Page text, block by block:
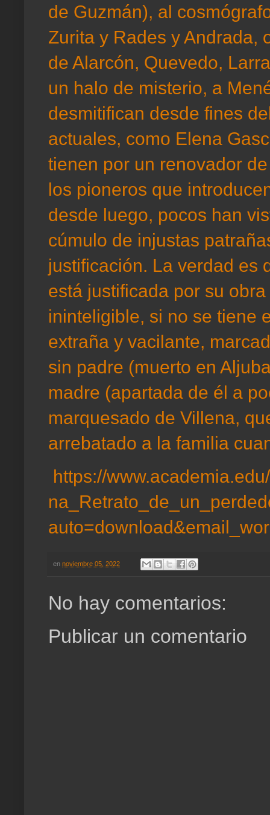
de Guzmán), al
Zurita y Rades y Andrada,
de Alarcón, Quevedo,
un halo de misterio, a
desmitifican desde fines
actuales, como Elena
tienen por un renovador
los pioneros que
desde luego, pocos han
cúmulo de injustas
justificación. La verdad es
está justificada por su
ininteligible, si no se tiene
extraña y vacilante,
sin padre (muerto en
madre (apartada de él a
marquesado de Villena,
arrebatado a la familia
https://
en noviembre 05, 2022
No hay comentarios:
Publicar un comentario